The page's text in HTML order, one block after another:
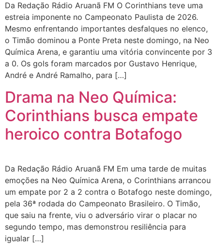
Da Redação Rádio Aruanã FM O Corinthians teve uma
estreia imponente no Campeonato Paulista de 2026.
Mesmo enfrentando importantes desfalques no elenco,
o Timão dominou a Ponte Preta neste domingo, na Neo
Química Arena, e garantiu uma vitória convincente por 3
a 0. Os gols foram marcados por Gustavo Henrique,
André e André Ramalho, para […]
Drama na Neo Química:
Corinthians busca empate
heroico contra Botafogo
Da Redação Rádio Aruanã FM Em uma tarde de muitas
emoções na Neo Química Arena, o Corinthians arrancou
um empate por 2 a 2 contra o Botafogo neste domingo,
pela 36ª rodada do Campeonato Brasileiro. O Timão,
que saiu na frente, viu o adversário virar o placar no
segundo tempo, mas demonstrou resiliência para
igualar […]